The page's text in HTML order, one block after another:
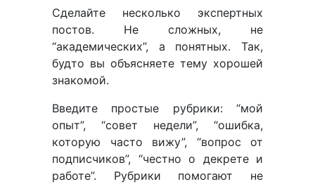
Сделайте несколько экспертных
постов. Не сложных, не
“академических”, а понятных. Так,
будто вы объясняете тему хорошей
знакомой.
Введите простые рубрики: “мой
опыт”, “совет недели”, “ошибка,
которую часто вижу”, “вопрос от
подписчиков”, “честно о декрете и
работе”. Рубрики помогают не